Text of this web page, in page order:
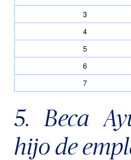
3
4
5
6
7
5. Beca
hijo de